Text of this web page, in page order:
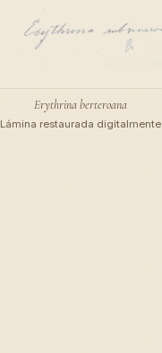
Erythrina berteroana
Lámina restaurada digitalmente